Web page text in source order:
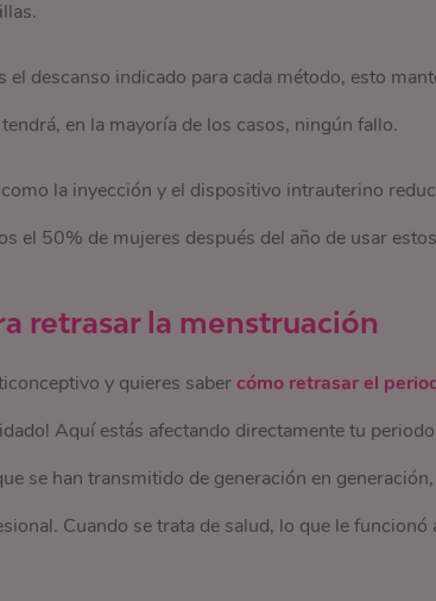
el descanso indicado para cada método, esto
en la mayoría de los casos, ningún fallo.
la inyección y el dispositivo intrauterino
el 50% de mujeres después del año de usar
retrasar la menstruación
y quieres sabercómo retrasar el
Aquí estás afectando directamente tu
se han transmitido de generación en
Cuando se trata de salud, lo que le